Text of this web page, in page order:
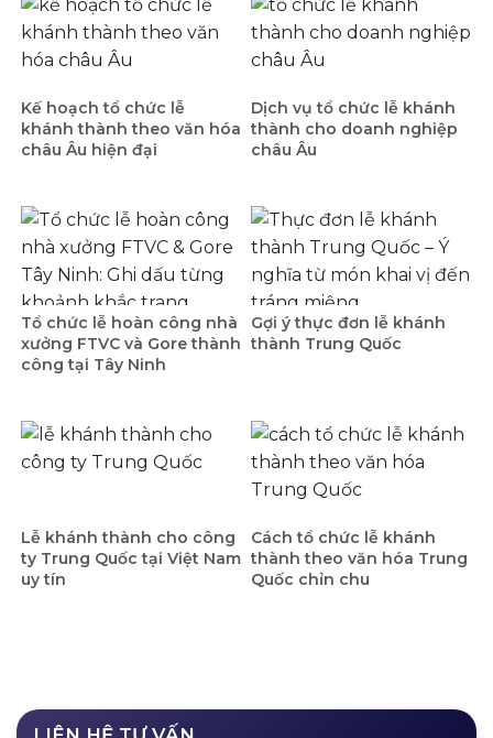
Kế hoạch tổ chức lễ
khánh thành theo văn hóa
châu Âu hiện đại
Dịch vụ tổ chức lễ khánh
thành cho doanh nghiệp
châu Âu
Tổ chức lễ hoàn công nhà
xưởng FTVC và Gore thành
công tại Tây Ninh
Gợi ý thực đơn lễ khánh
thành Trung Quốc
Lễ khánh thành cho công
ty Trung Quốc tại Việt Nam
uy tín
Cách tổ chức lễ khánh
thành theo văn hóa Trung
Quốc chỉn chu